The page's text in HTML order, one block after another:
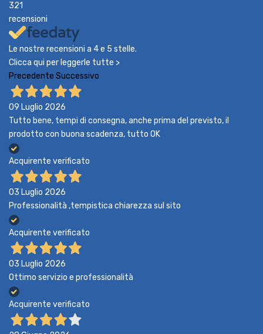
321
recensioni
Le nostre recensioni a 4 e 5 stelle.
Clicca qui per leggerle tutte >
Precedente Successivo
09 Luglio 2026
Tutto bene, tempi di consegna, anche prima del previsto, il
prodotto con buona scadenza, tutto OK
Acquirente verificato
03 Luglio 2026
Professionalità ,tempistica chiarezza sul sito
Acquirente verificato
03 Luglio 2026
Ottimo servizio e professionalità
Acquirente verificato